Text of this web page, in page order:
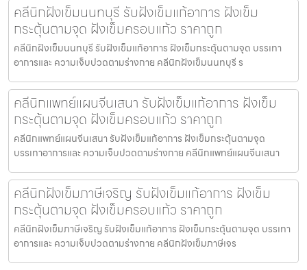
คลีนิกฝังเข็มนนทบุรี รับฝังเข็มแก้อาการ ฝังเข็ม
กระตุ้นตามจุด ฝังเข็มครอบแก้ว ราคาถูก
คลีนิกฝังเข็มนนทบุรี รับฝังเข็มแก้อาการ ฝังเข็มกระตุ้นตามจุด บรรเทา
อาการและ ความเจ็บปวดตามร่างกาย คลีนิกฝังเข็มนนทบุรี ร
คลีนิกแพทย์แผนจีนเสนา รับฝังเข็มแก้อาการ ฝังเข็ม
กระตุ้นตามจุด ฝังเข็มครอบแก้ว ราคาถูก
คลีนิกแพทย์แผนจีนเสนา รับฝังเข็มแก้อาการ ฝังเข็มกระตุ้นตามจุด
บรรเทาอาการและ ความเจ็บปวดตามร่างกาย คลีนิกแพทย์แผนจีนเสนา
คลีนิกฝังเข็มภาษีเจริญ รับฝังเข็มแก้อาการ ฝังเข็ม
กระตุ้นตามจุด ฝังเข็มครอบแก้ว ราคาถูก
คลีนิกฝังเข็มภาษีเจริญ รับฝังเข็มแก้อาการ ฝังเข็มกระตุ้นตามจุด บรรเทา
อาการและ ความเจ็บปวดตามร่างกาย คลีนิกฝังเข็มภาษีเจร